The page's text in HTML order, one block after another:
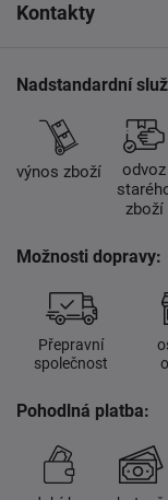
Kontakty
Nadstandardní
výnos zboží
odvoz
zboží
Možnosti dopravy:
Přepravní
společnost
Pohodlná platba: